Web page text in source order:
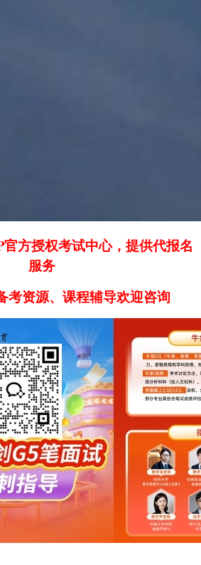
方授权考试中心，提供代报名
服务
考资源、课程辅导欢迎咨询